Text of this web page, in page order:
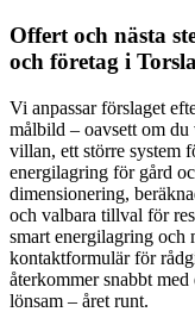
Offert och nästa
och företag i
Vi anpassar förslaget
målbild – oavsett om
villan, ett större system
energilagring för gård
dimensionering,
och valbara tillval för
smart energilagring och
kontaktformulär för
återkommer snabbt
lönsam – året runt.